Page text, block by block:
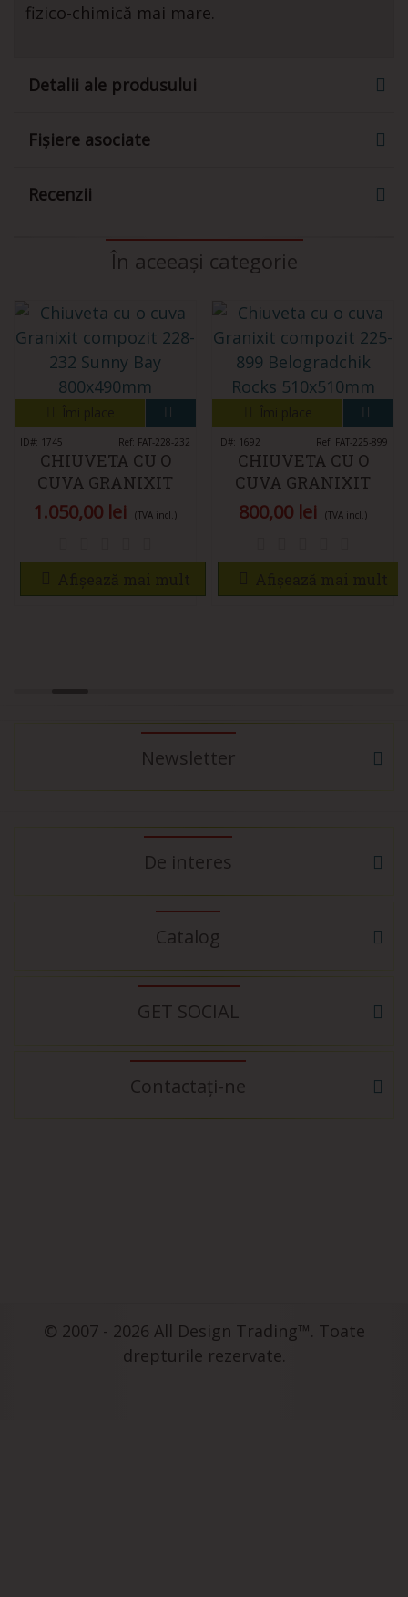
fizico-chimică mai mare.
Detalii ale produsului
Fișiere asociate
Recenzii
În aceeași categorie
ID#: 1745 Ref: FAT-228-232
CHIUVETA CU O
CUVA GRANIXIT
COMPOZIT 228-232
SUNNY BAY
1.050,00 lei (TVA incl.)
ID#: 1692 Ref: FAT-225-899
CHIUVETA CU O
CUVA GRANIXIT
COMPOZIT 225-899
BELOGRADCHIK
800,00 lei (TVA incl.)
Newsletter
De interes
Catalog
GET SOCIAL
Contactați-ne
© 2007 - 2026 All Design Trading™. Toate
drepturile rezervate.